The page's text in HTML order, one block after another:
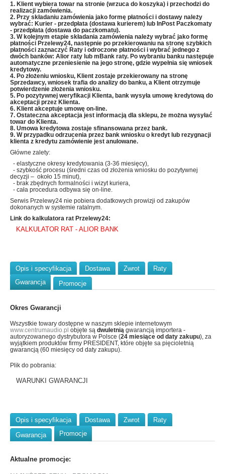
1. Klient wybiera towar na stronie (wrzuca do koszyka) i przechodzi do
realizacji zamówienia.
2. Przy składaniu zamówienia jako formę płatności i dostawy należy
wybrać: Kurier - przedpłata (dostawa kurierem) lub InPost Paczkomaty
- przedpłata (dostawa do paczkomatu).
3. W kolejnym etapie składania zamówienia należy wybrać jako formę
płatności Przelewy24, następnie po przekierowaniu na stronę szybkich
płatności zaznaczyć Raty i odroczone płatności i wybrać jednego z
dwóch banków: Alior raty lub mBank raty. Po wybraniu banku następuje
automatyczne przeniesienie na jego stronę, gdzie wypełnia się wniosek
kredytowy.
4. Po złożeniu wniosku, Klient zostaje przekierowany na stronę
Sprzedawcy, wniosek trafia do analizy do banku, a Klient otrzymuje
potwierdzenie złożenia wniosku.
5. Po pozytywnej weryfikacji Klienta, bank wysyła umowę kredytową do
akceptacji przez Klienta.
6. Klient akceptuje umowę on-line.
7. Ostateczna akceptacja jest informacją dla sklepu, że można wysyłać
towar do Klienta.
8. Umowa kredytowa zostaje sfinansowana przez bank.
9. W przypadku odrzucenia przez bank wniosku o kredyt lub rezygnacji
klienta z kredytu zamówienie jest anulowane.
Główne zalety:
- elastyczne okresy kredytowania (3-36 miesięcy),
- szybkość procesu (średni czas od złożenia wniosku do pozytywnej
decyzji – około 15 minut),
- brak zbędnych formalności i wizyt kuriera,
- cała procedura odbywa się on-line.
Serwis Przelewy24 nie pobiera dodatkowych prowizji od zakupów
dokonanych w systemie ratalnym.
Link do kalkulatora rat Przelewy24:
KALKULATOR RAT - ALIOR BANK
Opis i specyfikacja Dostawa Zwrot
Raty
Gwarancja
Promocje
Okres Gwarancji
Wszystkie towary dostępne w naszym sklepie internetowym
www.centrumaudio.pl objęte są dwuletnią gwarancją importera -
autoryzowanego dystrybutora w Polsce (24 miesiące od daty zakupu), za
wyjątkiem produktów firmy PRESIDENT, które objęte sa pięcioletnią
gwarancją (60 miesięcy od daty zakupu).
Plik do pobrania:
WARUNKI GWARANCJI
Opis i specyfikacja Dostawa Zwrot
Raty
Gwarancja
Promocje
Aktualne promocje: